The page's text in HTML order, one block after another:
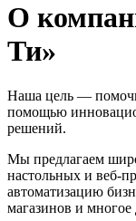
О
Ти»
Наша цель — помочь
помощью
решений.
Мы предлагаем
настольных и веб-
автоматизацию
магазинов и многое